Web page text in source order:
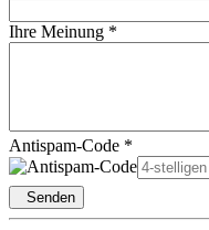
Ihre Meinung *
Antispam-Code *
Senden